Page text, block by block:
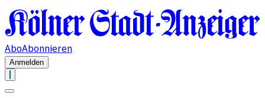
AboAbonnieren
Anmelden